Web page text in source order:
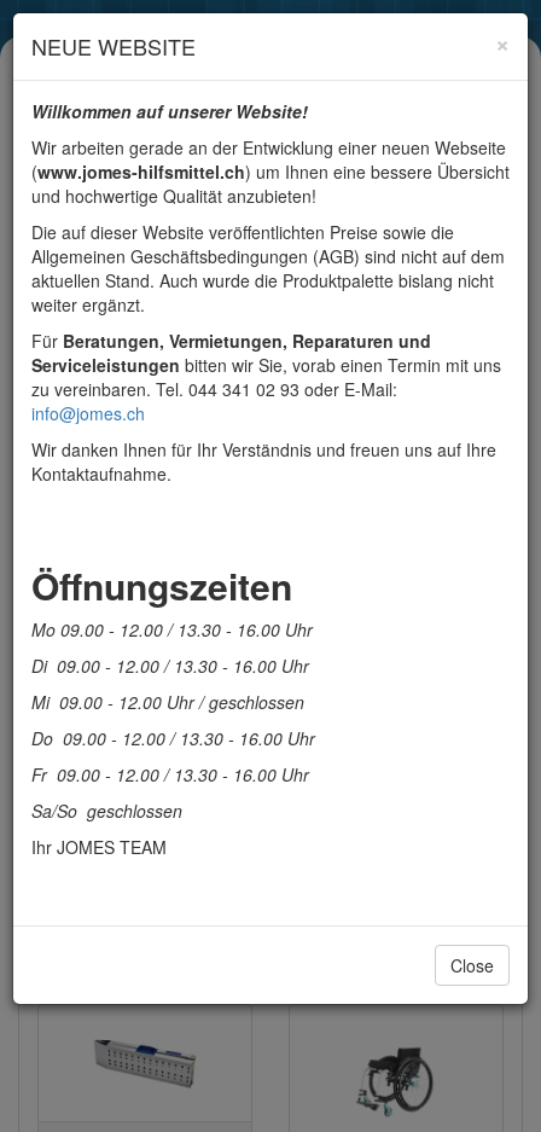
Toggle
navigation
Anmeldung
Registrieren
Suchen
Alltagshilfe
Bad / WC.
Mobilität
Prophylaxe / Antidekubitus
Therapie
Transfer
Therapie-Fahrräder
×
NEUE WEBSITE
Willkommen auf unserer Website!
Wir arbeiten gerade an der Entwicklung einer neuen Webseite
(www.jomes-hilfsmittel.ch) um Ihnen eine bessere Übersicht
und hochwertige Qualität anzubieten!
Die auf dieser Website veröffentlichten Preise sowie die
Allgemeinen Geschäftsbedingungen (AGB) sind nicht auf dem
aktuellen Stand. Auch wurde die Produktpalette bislang nicht
weiter ergänzt.
Für Beratungen, Vermietungen, Reparaturen und
Serviceleistungen bitten wir Sie, vorab einen Termin mit uns
zu vereinbaren. Tel. 044 341 02 93 oder E-Mail:
info@jomes.ch
Wir danken Ihnen für Ihr Verständnis und freuen uns auf Ihre
Kontaktaufnahme.
Öffnungszeiten
Mo 09.00 - 12.00 / 13.30 - 16.00 Uhr
Di 09.00 - 12.00 / 13.30 - 16.00 Uhr
Mi 09.00 - 12.00 Uhr / geschlossen
Do 09.00 - 12.00 / 13.30 - 16.00 Uhr
Fr 09.00 - 12.00 / 13.30 - 16.00 Uhr
Sa/So geschlossen
Ihr JOMES TEAM
Close